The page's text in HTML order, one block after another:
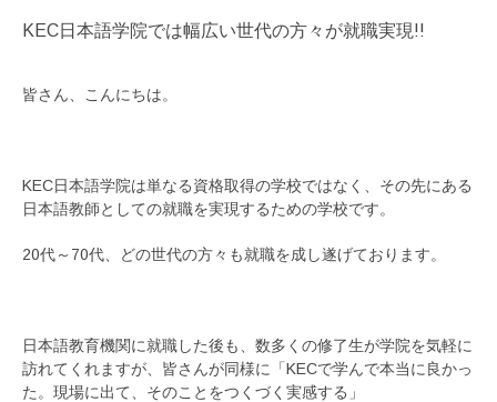
KEC日本語学院では幅広い世代の方々が就職実現!!
皆さん、こんにちは。
KEC日本語学院は単なる資格取得の学校ではなく、その先にある
日本語教師としての就職を実現するための学校です。
20代～70代、どの世代の方々も就職を成し遂げております。
日本語教育機関に就職した後も、数多くの修了生が学院を気軽に
訪れてくれますが、皆さんが同様に「KECで学んで本当に良かっ
た。現場に出て、そのことをつくづく実感する」